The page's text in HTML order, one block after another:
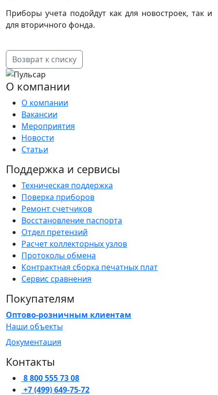
Приборы учета подойдут как для новостроек, так и
для вторичного фонда.
Возврат к списку
О компании
О компании
Вакансии
Мероприятия
Новости
Статьи
Поддержка и сервисы
Техническая поддержка
Поверка приборов
Ремонт счетчиков
Восстановление паспорта
Отдел претензий
Расчет коллекторных узлов
Протоколы обмена
Контрактная сборка печатных плат
Сервис сравнения
Покупателям
Оптово-розничным клиентам
Наши объекты
Документация
Контакты
8 800 555 73 08
+7 (499) 649-75-72